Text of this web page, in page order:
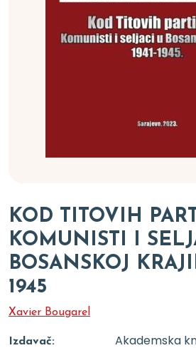
KOD TITOVIH
KOMUNISTI I
BOSANSKOJ
1945
Xavier Bougarel
Izdavač: Akademska